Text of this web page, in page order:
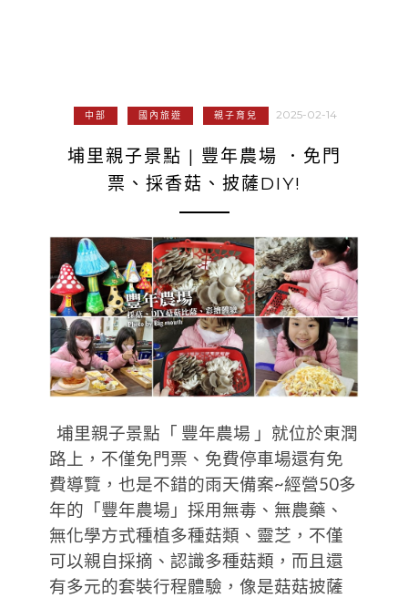
中部 國內旅遊 親子育兒 2025-02-14
埔里親子景點 | 豐年農場 ．免門
票、採香菇、披薩DIY!
埔里親子景點「 豐年農場 」就位於東潤
路上，不僅免門票、免費停車場還有免
費導覽，也是不錯的雨天備案~經營50多
年的「豐年農場」採用無毒、無農藥、
無化學方式種植多種菇類、靈芝，不僅
可以親自採摘、認識多種菇類，而且還
有多元的套裝行程體驗，像是菇菇披薩